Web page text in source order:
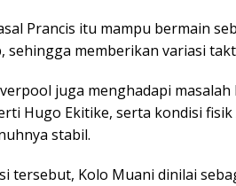
Prancis itu mampu bermain
sehingga memberikan variasi
juga menghadapi
Hugo Ekitike, serta kondisi
stabil.
tersebut, Kolo Muani dinilai